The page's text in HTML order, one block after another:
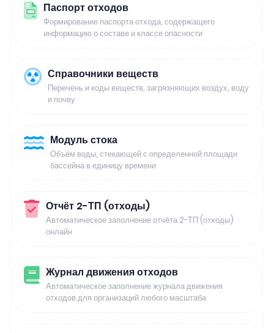
Паспорт отходов
Формирование паспорта отхода, содержащего
информацию о составе и классе опасности
Справочники веществ
Перечень и коды веществ, загрязняющих воздух, воду
и почву
Модуль стока
Объём воды, стекающей с определенной площади
бассейна в единицу времени
Отчёт 2-ТП (отходы)
Автоматическое заполнение отчёта 2-ТП (отходы)
онлайн
Журнал движения отходов
Автоматическое заполнение журнала движения
отходов для организаций любого масштаба